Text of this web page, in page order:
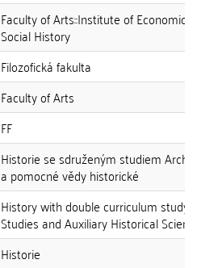
Faculty of Arts::Institute of Economic
Social History
Filozofická fakulta
Faculty of Arts
FF
Historie se sdruženým studiem
a pomocné vědy historické
History with double curriculum study
Studies and Auxiliary Historical
Historie